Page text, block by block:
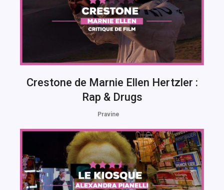
Crestone de Marnie Ellen Hertzler :
Rap & Drugs
Pravine